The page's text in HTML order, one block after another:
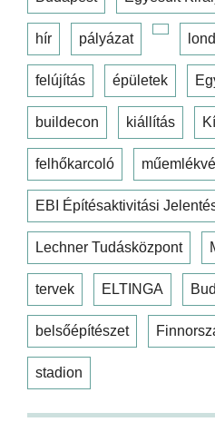
hír pályázat
felújítás épületek
buildecon kiállítás
felhőkarcoló
EBI Építésaktivitási
Lechner Tudásközpont
tervek ELTINGA
belsőépítészet
stadion